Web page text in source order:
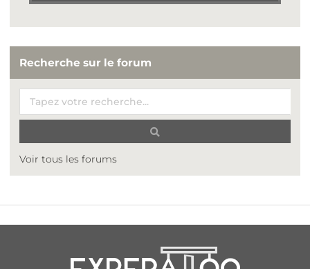
Recherche sur le forum
Voir tous les forums